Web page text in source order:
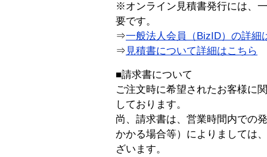
※オンライン見積書発行には、
要です。
⇒一般法人会員（BizID）の詳細
⇒ 見積書について詳細はこちら
■請求書について
ご注文時に希望されたお客様に
しております。
尚、請求書は、営業時間内での
かかる場合等）によりましては
ざいます。